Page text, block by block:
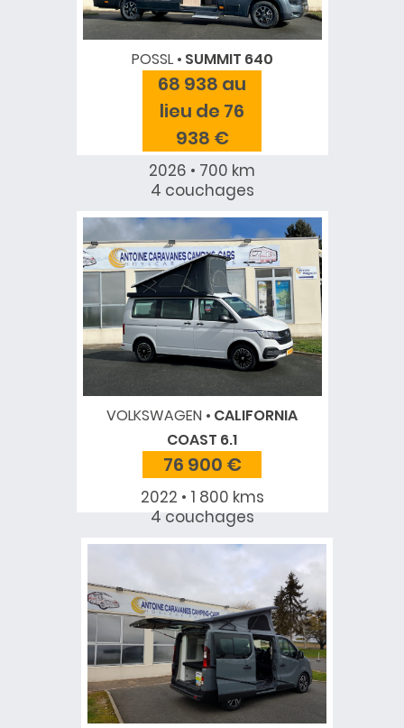
POSSL SUMMIT 640
68 938 au
lieu de 76
938 €
2026 • 700 km
4 couchages
VOLKSWAGEN
CALIFORNIA
COAST 6.1
76 900 €
2022 • 1 800 kms
4 couchages